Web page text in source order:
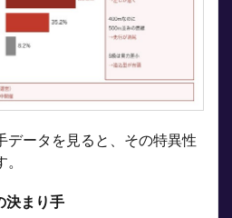
データを見ると、その特異性
決まり手